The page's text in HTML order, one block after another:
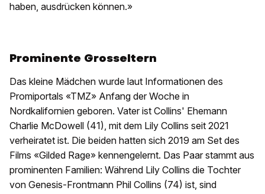
haben, ausdrücken können.»
Prominente Grosseltern
Das kleine Mädchen wurde laut Informationen des
Promiportals «TMZ» Anfang der Woche in
Nordkalifornien geboren. Vater ist Collins' Ehemann
Charlie McDowell (41), mit dem Lily Collins seit 2021
verheiratet ist. Die beiden hatten sich 2019 am Set des
Films «Gilded Rage» kennengelernt. Das Paar stammt aus
prominenten Familien: Während Lily Collins die Tochter
von Genesis-Frontmann Phil Collins (74) ist, sind